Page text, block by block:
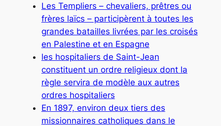
Les Templiers – chevaliers, prêtres ou
frères laïcs – participèrent à toutes les
grandes batailles livrées par les croisés
en Palestine et en Espagne
les hospitaliers de Saint-Jean
constituent un ordre religieux dont la
règle servira de modèle aux autres
ordres hospitaliers
En 1897, environ deux tiers des
missionnaires catholiques dans le